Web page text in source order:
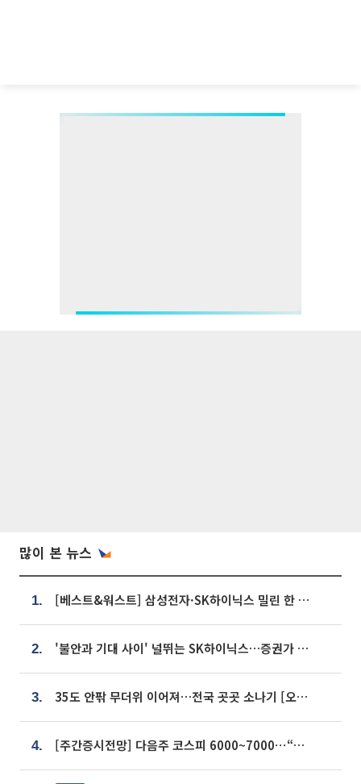
많이 본 뉴스
1. [베스트&워스트] 삼성전자·SK하이닉스 밀린 한 주…상상인증권은 85% 급등
2. '불안과 기대 사이' 널뛰는 SK하이닉스…증권가 "HBM4·LTA 기반 펀터멘털 견고"
3. 35도 안팎 무더위 이어져…전국 곳곳 소나기 [오늘 날씨]
4. [주간증시전망] 다음주 코스피 6000~7000⋯“外人 수급은 정책이 변수”